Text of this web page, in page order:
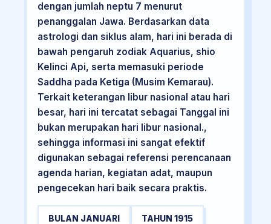
dengan jumlah neptu 7 menurut
penanggalan Jawa. Berdasarkan data
astrologi dan siklus alam, hari ini berada di
bawah pengaruh zodiak Aquarius, shio
Kelinci Api, serta memasuki periode
Saddha pada Ketiga (Musim Kemarau).
Terkait keterangan libur nasional atau hari
besar, hari ini tercatat sebagai Tanggal ini
bukan merupakan hari libur nasional.,
sehingga informasi ini sangat efektif
digunakan sebagai referensi perencanaan
agenda harian, kegiatan adat, maupun
pengecekan hari baik secara praktis.
BULAN JANUARI TAHUN 1915